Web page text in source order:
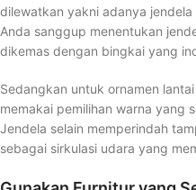
dilewatkan yakni adanya
Anda sanggup menentukan
dikemas dengan bingkai yang
Sedangkan untuk ornamen
memakai pemilihan warna yang
Jendela selain memperindah
sebagai sirkulasi udara yang